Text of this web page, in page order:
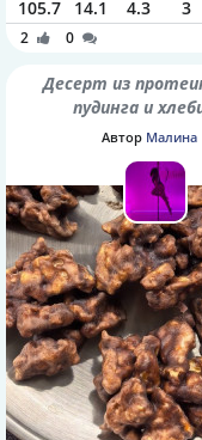
105.7 14.1 4.3 3
2 0
Десерт из протеинового
пудинга и
Автор Малина